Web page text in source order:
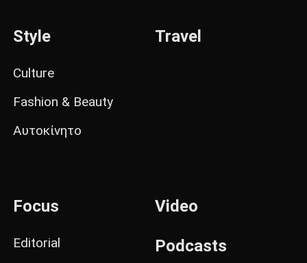
Style
Culture
Fashion & Beauty
Αυτοκίνητο
Travel
Focus
Editorial
Video
Podcasts